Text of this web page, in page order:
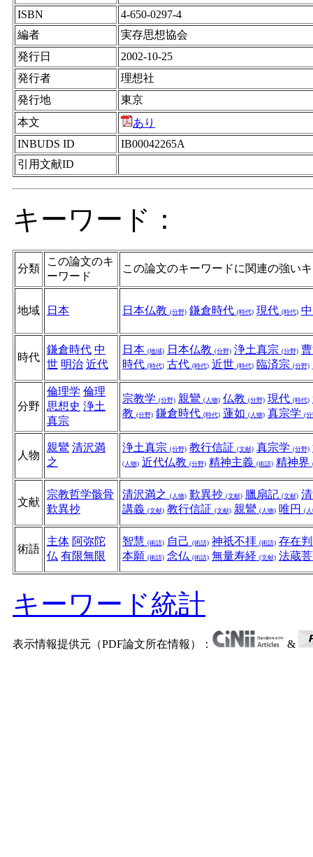
ISBN
4-650-0297-4
編者
実存思想協会
発行日
2002-10-25
発行者
理想社
発行地
東京
本文
あり
INBUDS ID
IB00042265A
引用文献ID
キーワード：
分類
この論文のキ
ーワード
この論文のキーワードに関連の強い
地域 日本 日本仏教 (分野) 鎌倉時代 (時代) 現代 (時代)
時代
鎌倉時代 中
世 明治 近代
日本 (地域) 日本仏教 (分野) 浄土真宗 (分野)
時代 (時代) 古代 (時代) 近世 (時代) 臨済宗 (分野)
分野
倫理学 倫理
思想史 浄土
真宗
宗教学 (分野) 親鸞 (人物) 仏教 (分野) 現代 (時代)
教 (分野) 鎌倉時代 (時代) 蓮如 (人物) 真宗学 (
人物
親鸞 清沢満
之
浄土真宗 (分野) 教行信証 (文献) 真宗学 (分野)
(人物) 近代仏教 (分野) 精神主義 (術語) 精神界
文献
宗教哲学骸骨
歎異抄
清沢満之 (人物) 歎異抄 (文献) 臘扇記 (文献)
講義 (文献) 教行信証 (文献) 親鸞 (人物) 唯円 (
術語
主体 阿弥陀
仏 有限無限
智慧 (術語) 自己 (術語) 神祇不拝 (術語) 存在
本願 (術語) 念仏 (術語) 無量寿経 (文献) 法蔵
キーワード統計
表示情報提供元（PDF論文所在情報）： &